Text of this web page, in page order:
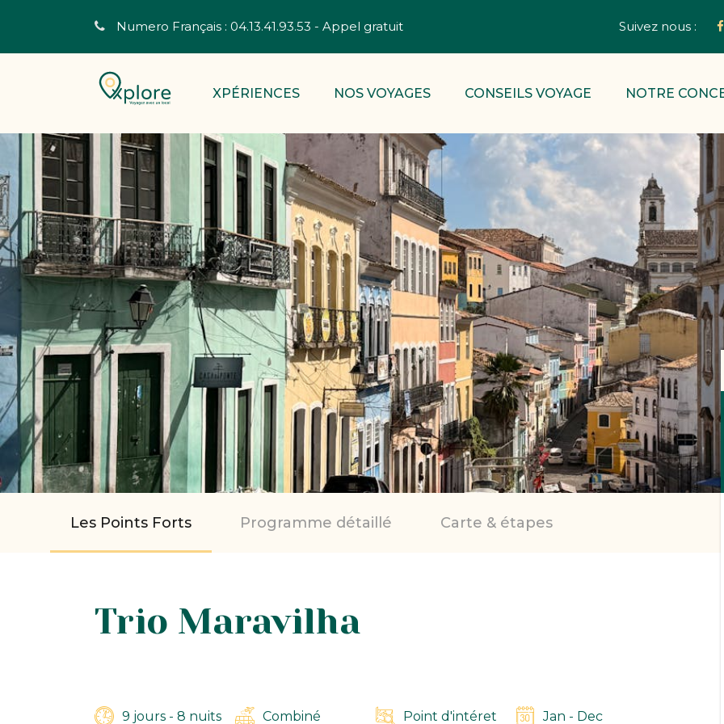
Numero Français : 04.13.41.93.53 - Appel gratuit Suivez nous :
XPÉRIENCES NOS VOYAGES CONSEILS VOYAGE NOTRE
Les Points Forts Programme détaillé Carte & étapes
Trio Maravilha
9 jours - 8 nuits Combiné Point d'intéret Jan - Dec